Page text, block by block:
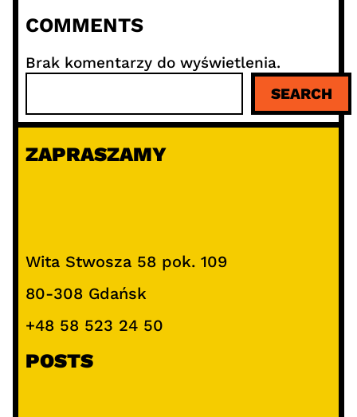
COMMENTS
Brak komentarzy do wyświetlenia.
u
a
SEARCH
ZAPRASZAMY
Wita Stwosza 58 pok. 109
80-308 Gdańsk
+48 58 523 24 50
POSTS